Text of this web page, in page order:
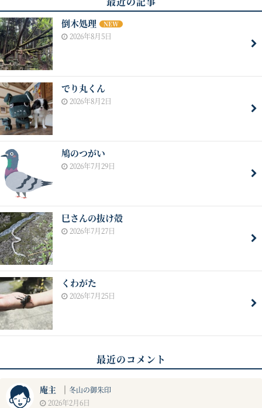
倒木処理 NEW
2026年8月5日
でり丸くん
2026年8月2日
鳩のつがい
2026年7月29日
巳さんの抜け殻
2026年7月27日
くわがた
2026年7月25日
最近のコメント
庵主 ｜ 冬山の御朱印
2026年2月6日